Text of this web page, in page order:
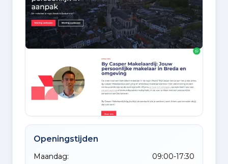
Openingstijden
Maandag:
09:00-17:30